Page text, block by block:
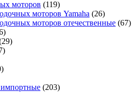
моторов (119)
моторов Yamaha (26)
моторов отечественные (67)
импортные (203)